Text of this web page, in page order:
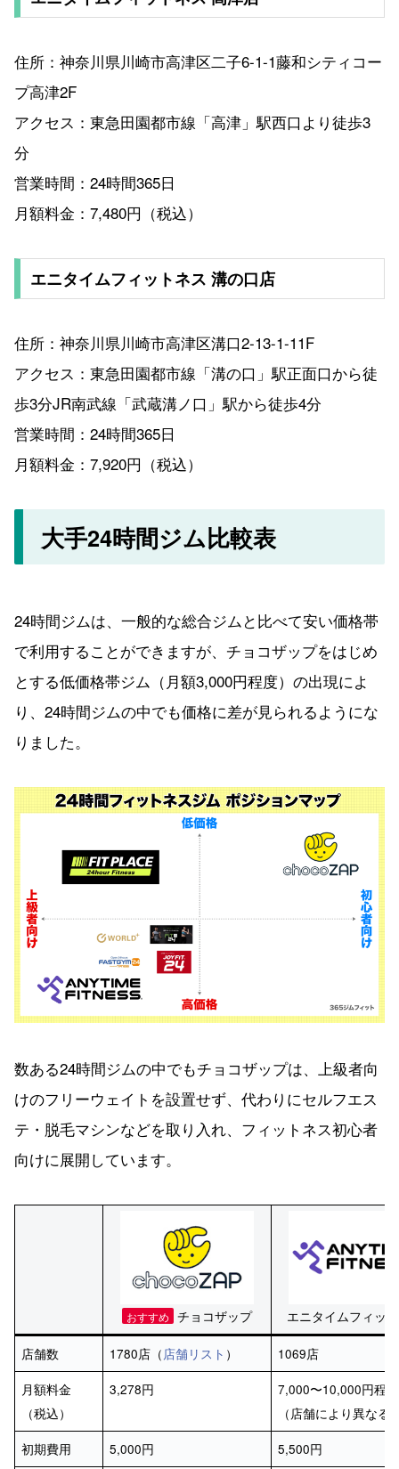
住所：神奈川県川崎市高津区二子6-1-1藤和シティコー
プ高津2F
アクセス：東急田園都市線「高津」駅西口より徒歩3
分
営業時間：24時間365日
月額料金：7,480円（税込）
エニタイムフィットネス 溝の口店
住所：神奈川県川崎市高津区溝口2-13-1-11F
アクセス：東急田園都市線「溝の口」駅正面口から徒
歩3分JR南武線「武蔵溝ノ口」駅から徒歩4分
営業時間：24時間365日
月額料金：7,920円（税込）
大手24時間ジム比較表
24時間ジムは、一般的な総合ジムと比べて安い価格帯
で利用することができますが、チョコザップをはじめ
とする低価格帯ジム（月額3,000円程度）の出現によ
り、24時間ジムの中でも価格に差が見られるようにな
りました。
数ある24時間ジムの中でもチョコザップは、上級者向
けのフリーウェイトを設置せず、代わりにセルフエス
テ・脱毛マシンなどを取り入れ、フィットネス初心者
向けに展開しています。
おすすめ チョコザップ エニタイムフィッ
店舗数 1780店（店舗リスト ）
1069店
月額料金
（税込）
3,278円
7,000〜10,000円程
（店舗により異なる
初期費用
5,000円
5,500円